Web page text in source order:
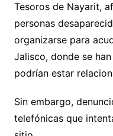
Tesoros de Nayarit,
personas
organizarse para
Jalisco, donde se
podrían estar
Sin embargo,
telefónicas que